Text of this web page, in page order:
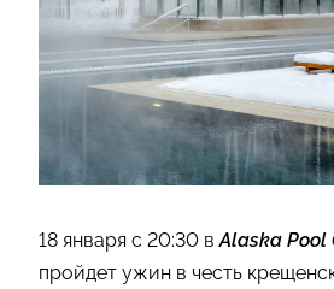
18 января с 20:30 вAlaska Pool
пройдет ужин в честь